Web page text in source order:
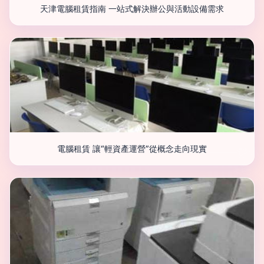
天津電腦租賃指南 一站式解決辦公與活動設備需求
電腦租賃 讓“輕資產運營”從概念走向現實